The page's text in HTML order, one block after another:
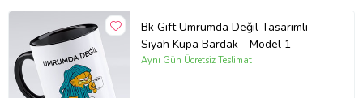
Bk Gift Umrumda Değil Tasarımlı
Siyah Kupa Bardak - Model 1
Aynı Gün Ücretsiz Teslimat